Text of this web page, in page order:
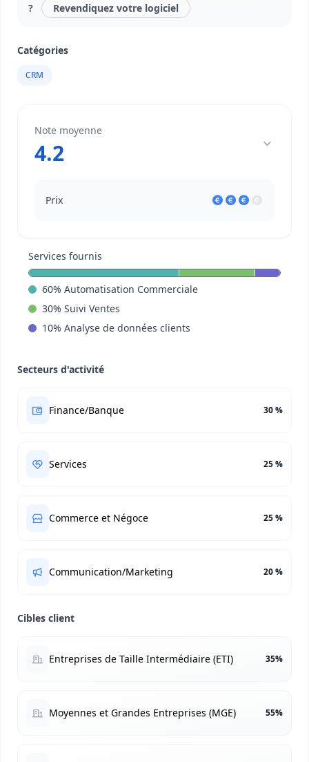
?
Revendiquez votre logiciel
Catégories
CRM
Note moyenne
4.2
Prix
Services fournis
60% Automatisation Commerciale
30% Suivi Ventes
10% Analyse de données clients
Secteurs d'activité
Finance/Banque 30 %
Services 25 %
Commerce et Négoce 25 %
Communication/Marketing 20 %
Cibles client
Entreprises de Taille Intermédiaire (ETI) 35%
Moyennes et Grandes Entreprises (MGE) 55%